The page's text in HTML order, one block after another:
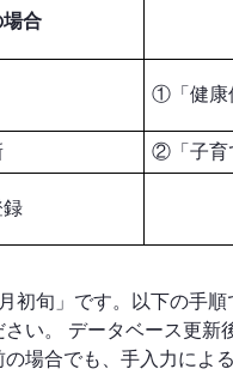
場合
①「健康
②「子育
旬」です。以下の手
い。 データベース更新
場合でも、手入力によ